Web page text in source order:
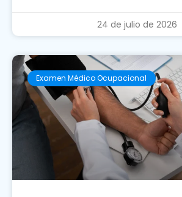
24 de julio de 2026
Examen Médico Ocupacional